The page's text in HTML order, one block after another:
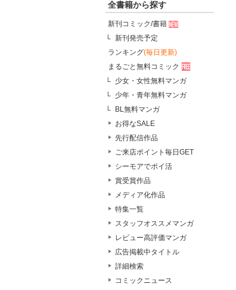
全書籍から探す
新刊コミック/書籍
新刊発売予定
ランキング(毎日更新)
まるごと無料コミック
少女・女性無料マンガ
少年・青年無料マンガ
BL無料マンガ
お得なSALE
先行配信作品
ご来店ポイント毎日GET
シーモアでポイ活
賞受賞作品
メディア化作品
特集一覧
スタッフオススメマンガ
レビュー高評価マンガ
広告掲載中タイトル
詳細検索
コミックニュース